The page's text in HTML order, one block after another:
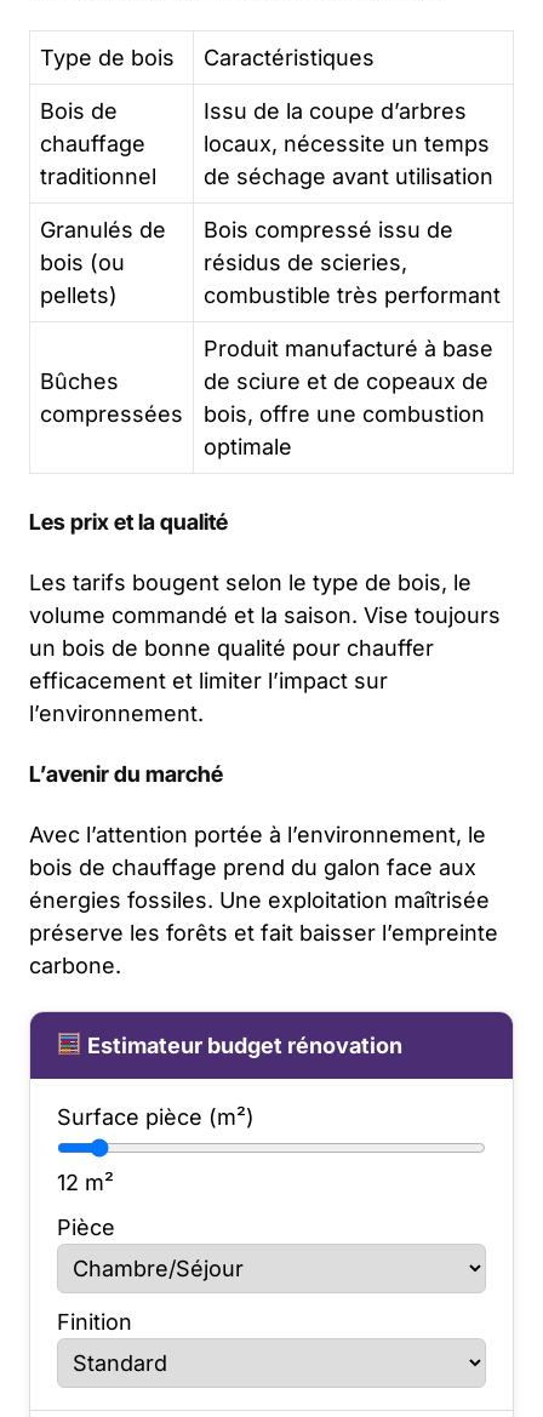
Type de bois Caractéristiques
Bois de
chauffage
traditionnel
Issu de la coupe d’arbres
locaux, nécessite un temps
de séchage avant utilisation
Granulés de
bois (ou
pellets)
Bois compressé issu de
résidus de scieries,
combustible très performant
Bûches
compressées
Produit manufacturé à base
de sciure et de copeaux de
bois, offre une combustion
optimale
Les prix et la qualité
Les tarifs bougent selon le type de bois, le
volume commandé et la saison. Vise toujours
un bois de bonne qualité pour chauffer
efficacement et limiter l’impact sur
l’environnement.
L’avenir du marché
Avec l’attention portée à l’environnement, le
bois de chauffage prend du galon face aux
énergies fossiles. Une exploitation maîtrisée
préserve les forêts et fait baisser l’empreinte
carbone.
Estimateur budget rénovation
Surface pièce (m²)
12 m²
Pièce
Finition